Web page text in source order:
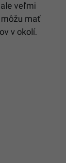
veľmi
mať
v okolí.